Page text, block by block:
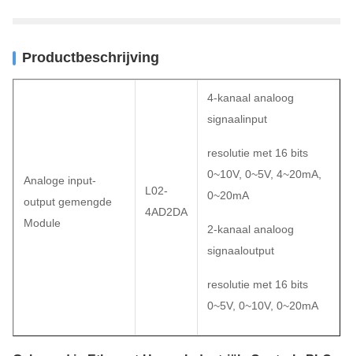
Productbeschrijving
Analoge input-
output gemengde
Module
L02-
4AD2DA
4-kanaal analoog
signaalinput
resolutie met 16 bits
0~10V, 0~5V, 4~20mA,
0~20mA
2-kanaal analoog
signaaloutput
resolutie met 16 bits
0~5V, 0~10V, 0~20mA